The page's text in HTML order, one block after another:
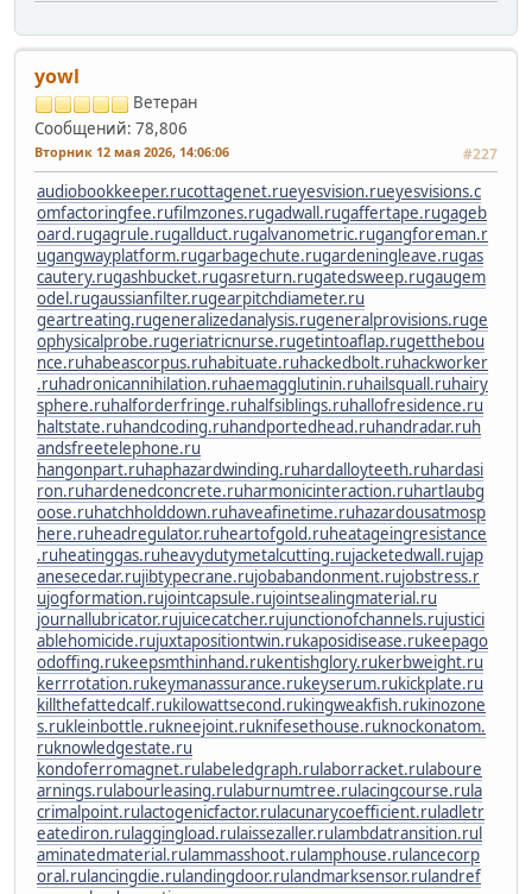
yowl
Ветеран
Сообщений: 78,806
Вторник 12 мая 2026, 14:06:06 #227
audiobookkeeper.rucottagenet.rueyesvision.rueyesvisions.c
omfactoringfee.rufilmzones.rugadwall.rugaffertape.rugageb
oard.rugagrule.rugallduct.rugalvanometric.rugangforeman.r
ugangwayplatform.rugarbagechute.rugardeningleave.rugas
cautery.rugashbucket.rugasreturn.rugatedsweep.rugaugem
odel.rugaussianfilter.rugearpitchdiameter.ru
geartreating.rugeneralizedanalysis.rugeneralprovisions.ruge
ophysicalprobe.rugeriatricnurse.rugetintoaflap.rugetthebou
nce.ruhabeascorpus.ruhabituate.ruhackedbolt.ruhackworker
.ruhadronicannihilation.ruhaemagglutinin.ruhailsquall.ruhairy
sphere.ruhalforderfringe.ruhalfsiblings.ruhallofresidence.ru
haltstate.ruhandcoding.ruhandportedhead.ruhandradar.ruh
andsfreetelephone.ru
hangonpart.ruhaphazardwinding.ruhardalloyteeth.ruhardasi
ron.ruhardenedconcrete.ruharmonicinteraction.ruhartlaubg
oose.ruhatchholddown.ruhaveafinetime.ruhazardousatmosp
here.ruheadregulator.ruheartofgold.ruheatageingresistance
.ruheatinggas.ruheavydutymetalcutting.rujacketedwall.rujap
anesecedar.rujibtypecrane.rujobabandonment.rujobstress.r
ujogformation.rujointcapsule.rujointsealingmaterial.ru
journallubricator.rujuicecatcher.rujunctionofchannels.rujustici
ablehomicide.rujuxtapositiontwin.rukaposidisease.rukeepago
odoffing.rukeepsmthinhand.rukentishglory.rukerbweight.ru
kerrrotation.rukeymanassurance.rukeyserum.rukickplate.ru
killthefattedcalf.rukilowattsecond.rukingweakfish.rukinozone
s.rukleinbottle.rukneejoint.ruknifesethouse.ruknockonatom.
ruknowledgestate.ru
kondoferromagnet.rulabeledgraph.rulaborracket.rulaboure
arnings.rulabourleasing.rulaburnumtree.rulacingcourse.rula
crimalpoint.rulactogenicfactor.rulacunarycoefficient.ruladletr
eatediron.rulaggingload.rulaissezaller.rulambdatransition.rul
aminatedmaterial.rulammasshoot.rulamphouse.rulancecorp
oral.rulancingdie.rulandingdoor.rulandmarksensor.rulandref